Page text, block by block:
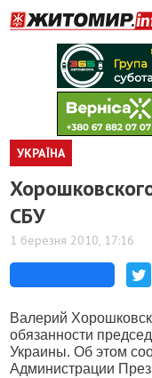
УКРАЇНА
СБУ
1 березня 2010, 17:16
Валерий
обязанности
Украины. Об этом
Администрации